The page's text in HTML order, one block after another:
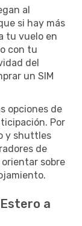
al
si hay más
tu vuelo en
con tu
del
un SIM
opciones de
Por
y shuttles
de
sobre
a